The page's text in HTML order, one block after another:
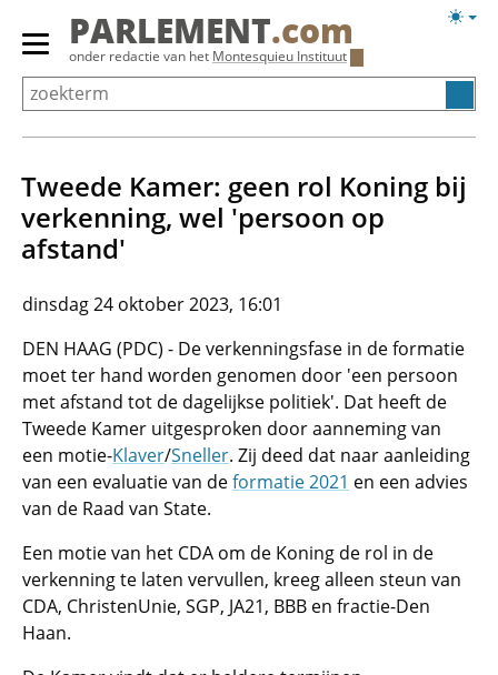
Overslaan
Primair
menu
tonen/verbergen
PARLEMENT.com
onder redactie van het Montesquieu Instituut
Tweede Kamer: geen rol Koning bij
verkenning, wel 'persoon op
afstand'
dinsdag 24 oktober 2023, 16:01
DEN HAAG (PDC) - De verkenningsfase in de formatie
moet ter hand worden genomen door 'een persoon
met afstand tot de dagelijkse politiek'. Dat heeft de
Tweede Kamer uitgesproken door aanneming van
een motie-Klaver/Sneller. Zij deed dat naar aanleiding
van een evaluatie van deformatie 2021 en een advies
van de Raad van State.
Een motie van het CDA om de Koning de rol in de
verkenning te laten vervullen, kreeg alleen steun van
CDA, ChristenUnie, SGP, JA21, BBB en fractie-Den
Haan.